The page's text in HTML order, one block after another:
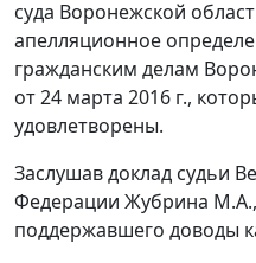
суда Воронежской
апелляционное
гражданским делам
от 24 марта 2016 г.,
удовлетворены.
Заслушав доклад судьи
Федерации Жубрина
поддержавшего доводы